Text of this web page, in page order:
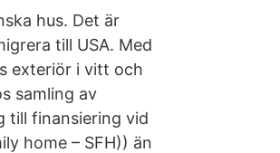
hus. Det är
till USA. Med
exteriör i vitt och
samling av
till finansiering vid
home – SFH)) än